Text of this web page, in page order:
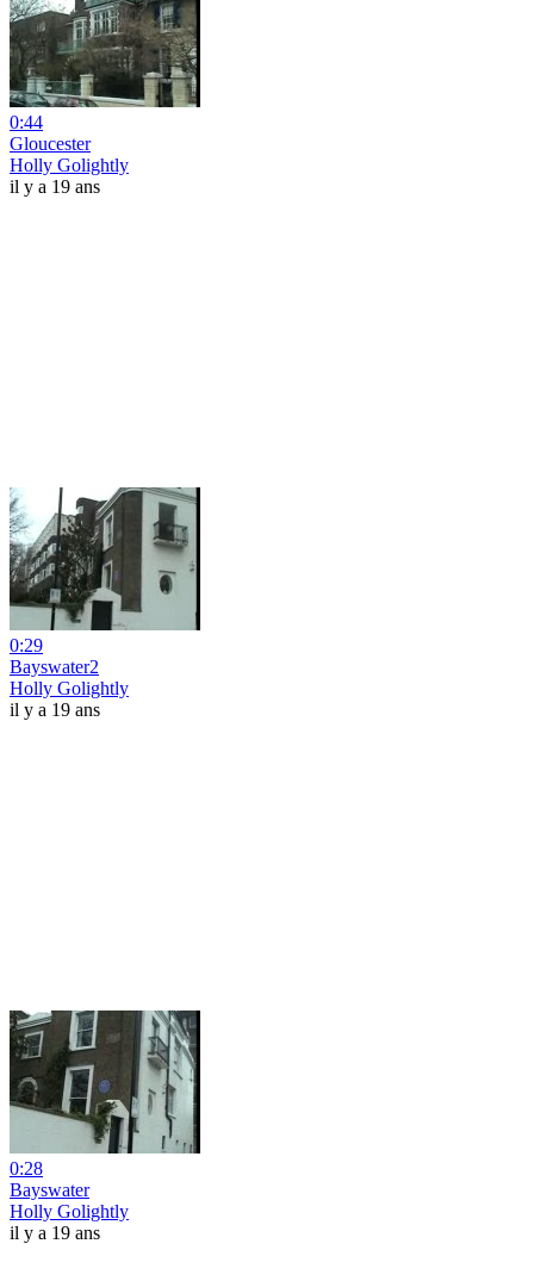
0:44
Gloucester
Holly Golightly
il y a 19 ans
0:29
Bayswater2
Holly Golightly
il y a 19 ans
0:28
Bayswater
Holly Golightly
il y a 19 ans